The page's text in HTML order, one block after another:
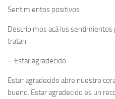
Sentimientos positivos
Describimos acá los
tratan:
– Estar agradecido
Estar agradecido abre nuestro
bueno. Estar agradecido es un